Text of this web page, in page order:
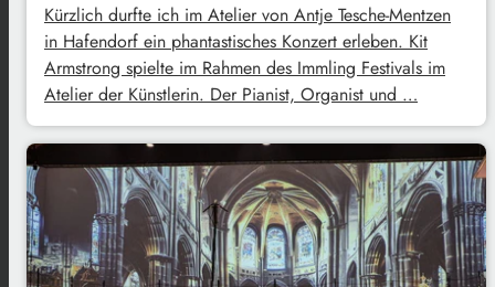
Kürzlich durfte ich im Atelier von Antje Tesche-Mentzen
in Hafendorf ein phantastisches Konzert erleben. Kit
Armstrong spielte im Rahmen des Immling Festivals im
Atelier der Künstlerin. Der Pianist, Organist und …